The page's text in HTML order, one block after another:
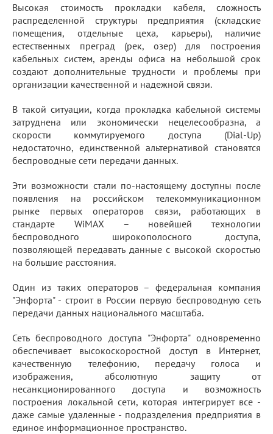
Высокая стоимость прокладки кабеля, сложность
распределенной структуры предприятия (складские
помещения, отдельные цеха, карьеры), наличие
естественных преград (рек, озер) для построения
кабельных систем, аренды офиса на небольшой срок
создают дополнительные трудности и проблемы при
организации качественной и надежной связи.
В такой ситуации, когда прокладка кабельной системы
затруднена или экономически нецелесообразна, а
скорости коммутируемого доступа (Dial-Up)
недостаточно, единственной альтернативой становятся
беспроводные сети передачи данных.
Эти возможности стали по-настоящему доступны после
появления на российском телекоммуникационном
рынке первых операторов связи, работающих в
стандарте WiMAX – новейшей технологии
беспроводного широкополосного доступа,
позволяющей передавать данные с высокой скоростью
на большие расстояния.
Один из таких операторов – федеральная компания
"Энфорта" - строит в России первую беспроводную сеть
передачи данных национального масштаба.
Сеть беспроводного доступа "Энфорта" одновременно
обеспечивает высокоскоростной доступ в Интернет,
качественную телефонию, передачу голоса и
изображения, абсолютную защиту от
несанкционированного доступа и возможность
построения локальной сети, которая интегрирует все -
даже самые удаленные - подразделения предприятия в
единое информационное пространство.